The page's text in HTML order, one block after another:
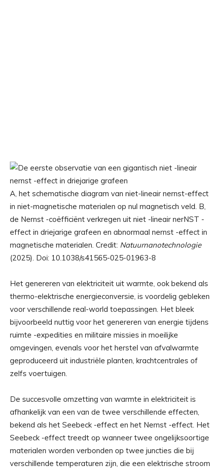
A, het schematische diagram van niet-lineair nernst-effect
in niet-magnetische materialen op nul magnetisch veld. B,
de Nernst -coëfficiënt verkregen uit niet -lineair nerNST -
effect in driejarige grafeen en abnormaal nernst -effect in
magnetische materialen. Credit: Natuurnanotechnologie
(2025). Doi: 10.1038/s41565-025-01963-8
Het genereren van elektriciteit uit warmte, ook bekend als
thermo-elektrische energieconversie, is voordelig gebleken
voor verschillende real-world toepassingen. Het bleek
bijvoorbeeld nuttig voor het genereren van energie tijdens
ruimte -expedities en militaire missies in moeilijke
omgevingen, evenals voor het herstel van afvalwarmte
geproduceerd uit industriële planten, krachtcentrales of
zelfs voertuigen.
De succesvolle omzetting van warmte in elektriciteit is
afhankelijk van een van de twee verschillende effecten,
bekend als het Seebeck -effect en het Nernst -effect. Het
Seebeck -effect treedt op wanneer twee ongelijksoortige
materialen worden verbonden op twee juncties die bij
verschillende temperaturen zijn, die een elektrische stroom